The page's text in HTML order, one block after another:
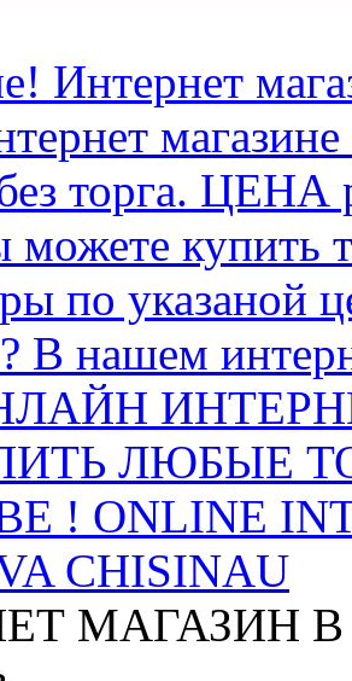
Интернет
торга.
купить
по указаной
В нашем
ЛЮБЫЕ
! ONLINE
CHISINAU
МАГАЗИН